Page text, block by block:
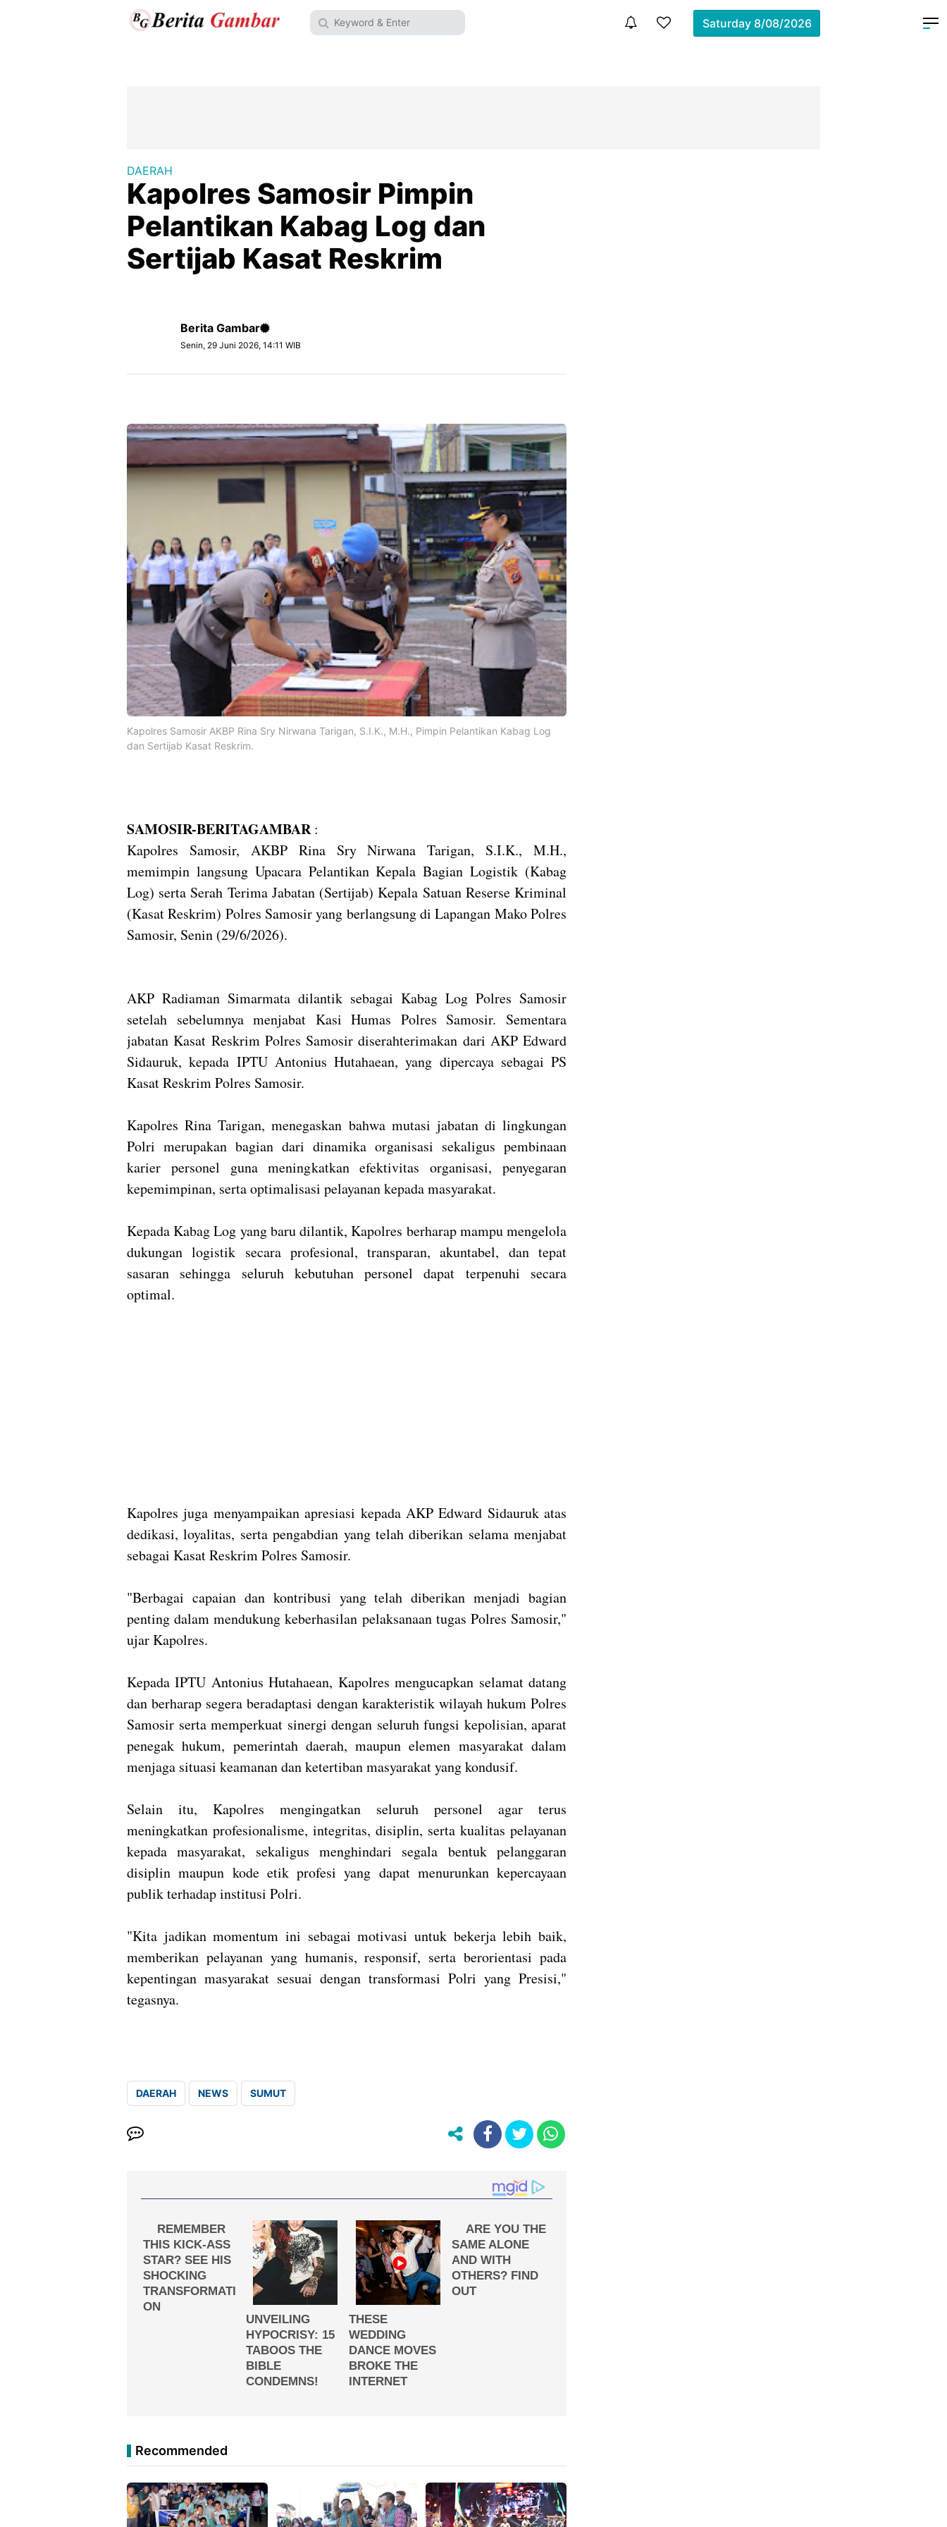
Saturday 8/08/2026
DAERAH
Kapolres Samosir Pimpin
Pelantikan Kabag Log dan
Sertijab Kasat Reskrim
Berita Gambar
Senin, 29 Juni 2026, 14:11 WIB
Kapolres Samosir AKBP Rina Sry Nirwana Tarigan, S.I.K., M.H., Pimpin Pelantikan Kabag Log
dan Sertijab Kasat Reskrim.
SAMOSIR-BERITAGAMBAR:
Kapolres Samosir, AKBP Rina Sry Nirwana Tarigan, S.I.K., M.H.,
memimpin langsung Upacara Pelantikan Kepala Bagian Logistik (Kabag
Log) serta Serah Terima Jabatan (Sertijab) Kepala Satuan Reserse Kriminal
(Kasat Reskrim) Polres Samosir yang berlangsung di Lapangan Mako Polres
Samosir, Senin (29/6/2026).
AKP Radiaman Simarmata dilantik sebagai Kabag Log Polres Samosir
setelah sebelumnya menjabat Kasi Humas Polres Samosir. Sementara
jabatan Kasat Reskrim Polres Samosir diserahterimakan dari AKP Edward
Sidauruk, kepada IPTU Antonius Hutahaean, yang dipercaya sebagai PS
Kasat Reskrim Polres Samosir.
Kapolres Rina Tarigan, menegaskan bahwa mutasi jabatan di lingkungan
Polri merupakan bagian dari dinamika organisasi sekaligus pembinaan
karier personel guna meningkatkan efektivitas organisasi, penyegaran
kepemimpinan, serta optimalisasi pelayanan kepada masyarakat.
Kepada Kabag Log yang baru dilantik, Kapolres berharap mampu mengelola
dukungan logistik secara profesional, transparan, akuntabel, dan tepat
sasaran sehingga seluruh kebutuhan personel dapat terpenuhi secara
optimal.
Kapolres juga menyampaikan apresiasi kepada AKP Edward Sidauruk atas
dedikasi, loyalitas, serta pengabdian yang telah diberikan selama menjabat
sebagai Kasat Reskrim Polres Samosir.
"Berbagai capaian dan kontribusi yang telah diberikan menjadi bagian
penting dalam mendukung keberhasilan pelaksanaan tugas Polres Samosir,"
ujar Kapolres.
Kepada IPTU Antonius Hutahaean, Kapolres mengucapkan selamat datang
dan berharap segera beradaptasi dengan karakteristik wilayah hukum Polres
Samosir serta memperkuat sinergi dengan seluruh fungsi kepolisian, aparat
penegak hukum, pemerintah daerah, maupun elemen masyarakat dalam
menjaga situasi keamanan dan ketertiban masyarakat yang kondusif.
Selain itu, Kapolres mengingatkan seluruh personel agar terus
meningkatkan profesionalisme, integritas, disiplin, serta kualitas pelayanan
kepada masyarakat, sekaligus menghindari segala bentuk pelanggaran
disiplin maupun kode etik profesi yang dapat menurunkan kepercayaan
publik terhadap institusi Polri.
"Kita jadikan momentum ini sebagai motivasi untuk bekerja lebih baik,
memberikan pelayanan yang humanis, responsif, serta berorientasi pada
kepentingan masyarakat sesuai dengan transformasi Polri yang Presisi,"
tegasnya.
DAERAH NEWS SUMUT
Recommended